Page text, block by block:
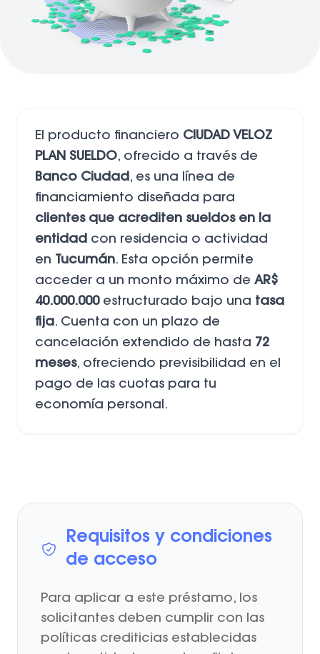
El producto financiero CIUDAD VELOZ
PLAN SUELDO, ofrecido a través de
Banco Ciudad , es una línea de
financiamiento diseñada para
clientes que acrediten sueldos en la
entidad con residencia o actividad
en
Tucumán. Esta opción permite
acceder a un monto máximo de AR$
40.000.000estructurado bajo una tasa
fija. Cuenta con un plazo de
cancelación extendido de hasta 72
meses, ofreciendo previsibilidad en el
pago de las cuotas para tu
economía personal.
Requisitos y condiciones
de acceso
Para aplicar a este préstamo, los
solicitantes deben cumplir con las
políticas crediticias establecidas